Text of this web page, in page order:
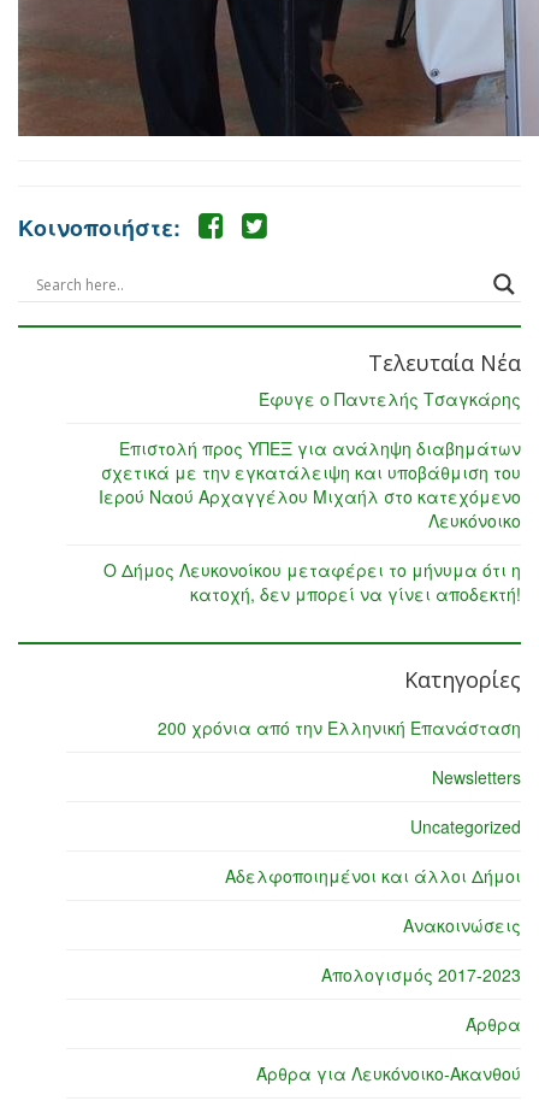
Κοινοποιήστε:
Τελευταία Νέα
Έφυγε ο Παντελής Τσαγκάρης
Επιστολή προς ΥΠΕΞ για ανάληψη διαβημάτων
σχετικά με την εγκατάλειψη και υποβάθμιση του
Ιερού Ναού Αρχαγγέλου Μιχαήλ στο κατεχόμενο
Λευκόνοικο
Ο Δήμος Λευκονοίκου μεταφέρει το μήνυμα ότι η
κατοχή, δεν μπορεί να γίνει αποδεκτή!
Κατηγορίες
200 χρόνια από την Ελληνική Επανάσταση
Newsletters
Uncategorized
Αδελφοποιημένοι και άλλοι Δήμοι
Ανακοινώσεις
Απολογισμός 2017-2023
Άρθρα
Άρθρα για Λευκόνοικο-Ακανθού